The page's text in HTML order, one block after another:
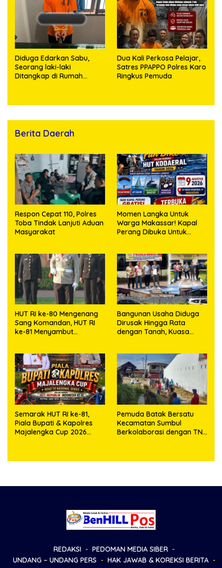
Ditangkap
Diduga Edarkan Sabu,
Seorang laki-laki
Ditangkap di Rumah
Dua Kali Perkosa Pelajar,
Satres PPAPPO Polres Karo
Ringkus Pemuda
Berita Daerah
Respon Cepat 110, Polres
Toba Tindak Lanjuti Aduan
Masyarakat
Momen Langka Untuk
Warga Makassar! Kapal
Perang Dibuka Untuk
HUT RI ke-80 Mengenang
Sang Komandan, HUT RI
ke-81 Menyambut
Bangunan Usaha Diduga
Dirusak Hingga Rata
dengan Tanah, Kuasa
Tempuh Jalur Hukum
Semarak HUT RI ke-81,
Piala Bupati & Kapolres
Majalengka Cup 2026
Pemuda Batak Bersatu
Kecamatan Sumbul
Berkolaborasi dengan TNI
REDAKSI
PEDOMAN MEDIA SIBER
UNDANG – UNDANG PERS
HAK JAWAB & KOREKSI BERITA